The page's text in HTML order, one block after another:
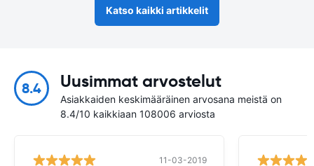
Katso kaikki artikkelit
8.4 Uusimmat arvostelut
Asiakkaiden keskimääräinen arvosana meistä on
8.4/10 kaikkiaan 108006 arviosta
11-03-2019